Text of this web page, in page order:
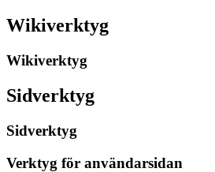
Wikiverktyg
Wikiverktyg
Sidverktyg
Sidverktyg
Verktyg för användarsidan